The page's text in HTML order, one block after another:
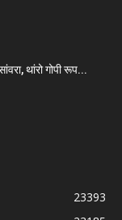
थांरो गोपी रूप...
23393